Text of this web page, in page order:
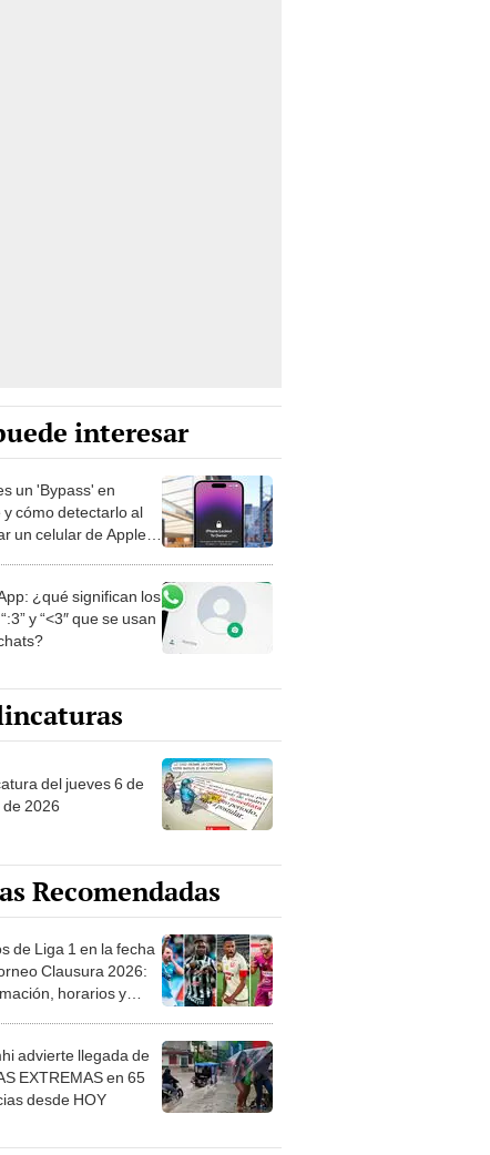
interesar
un 'Bypass' en
y cómo detectarlo al
un celular de Apple
¿qué significan los
y “<3″ que se usan
del jueves 6 de
2026
Recomendadas
de Liga 1 en la fecha
Clausura 2026:
horarios y
advierte llegada de
EXTREMAS en 65
desde HOY